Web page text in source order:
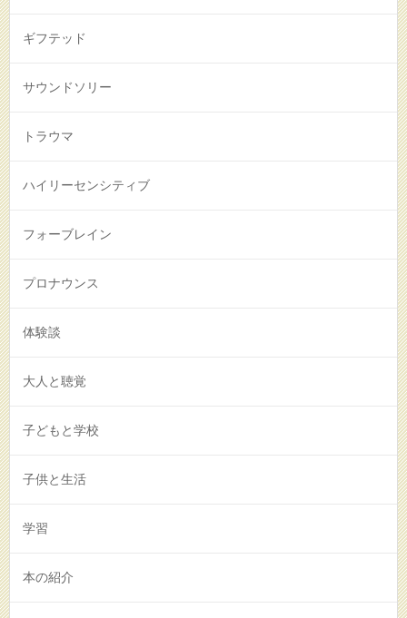
ギフテッド
サウンドソリー
トラウマ
ハイリーセンシティブ
フォーブレイン
プロナウンス
体験談
大人と聴覚
子どもと学校
子供と生活
学習
本の紹介